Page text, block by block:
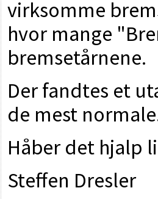
virksomme
hvor mange
bremsetårnene.
Der fandtes et
de mest
Håber det hjalp
Steffen Dresler